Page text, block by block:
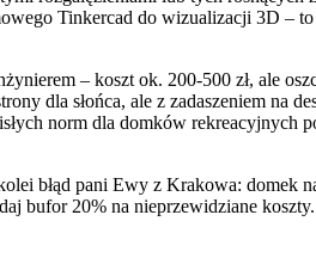
Tinkercad do wizualizacji 3D –
– koszt ok. 200-500 zł, ale
dla słońca, ale z zadaszeniem na
norm dla domków rekreacyjnych
błąd pani Ewy z Krakowa: domek
bufor 20% na nieprzewidziane koszty.